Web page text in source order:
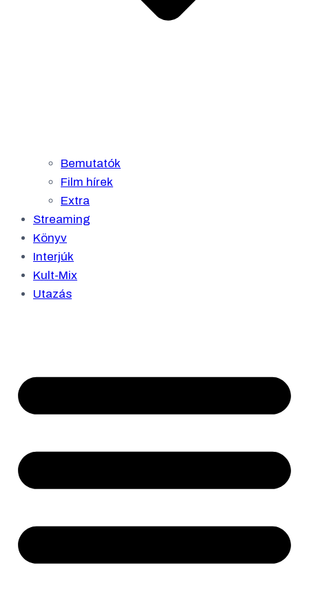
Bemutatók
Film hírek
Extra
Streaming
Könyv
Interjúk
Kult-Mix
Utazás